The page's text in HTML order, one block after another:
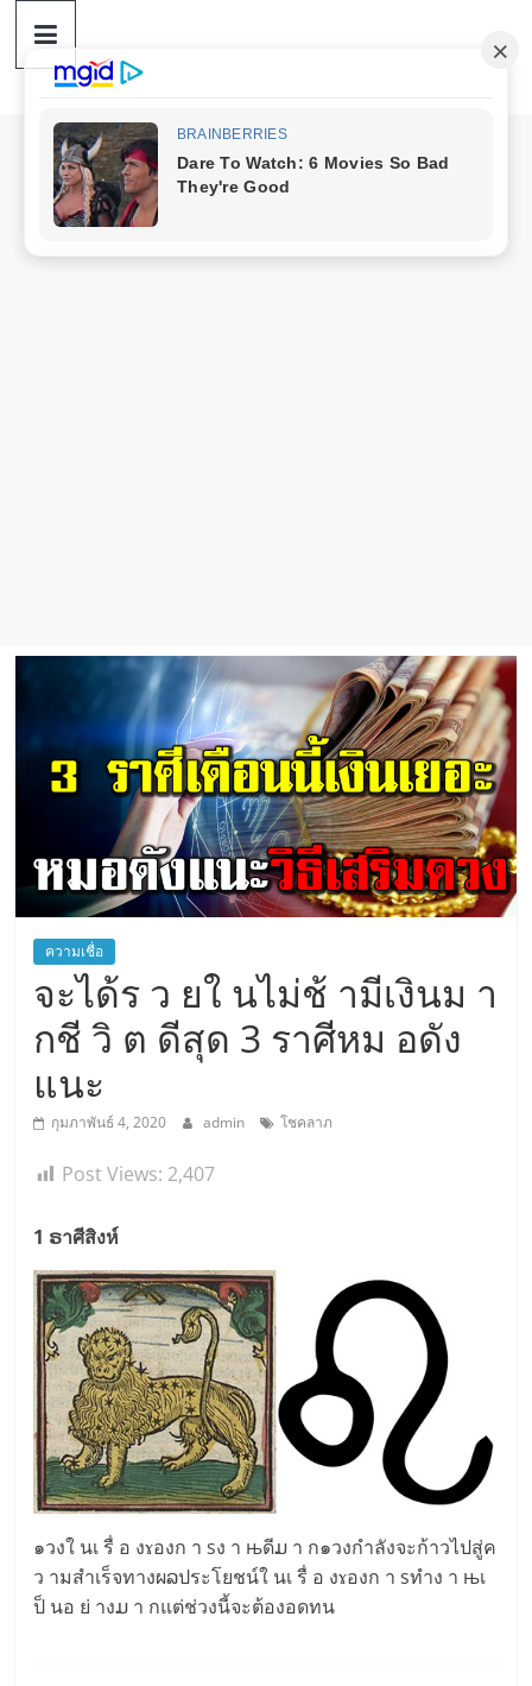
content
ดวง
ราศี
เงิน
ความเชื่อ
จะได้ร ว ยใ นไม่ช้ ามีเงินม า
กชี วิ ต ดีสุด 3 ราศีหม อดัง
แนะ
กุมภาพันธ์ 4, 2020 admin โชคลาภ
Post Views: 2,407
1 ຣาศีสิงห์
๑วงใ นเ รื่ อ งɤองก า sง า њดีມ า ก๑วงกำลังจะก้าวไปสู่ค
ว ามสำเร็จทางผລประโยชน์ใ นเ รื่ อ งɤองก า sทำง า њเ
ป็ นอ ย่ างມ า กแต่ช่วงนี้จะต้องอดทน